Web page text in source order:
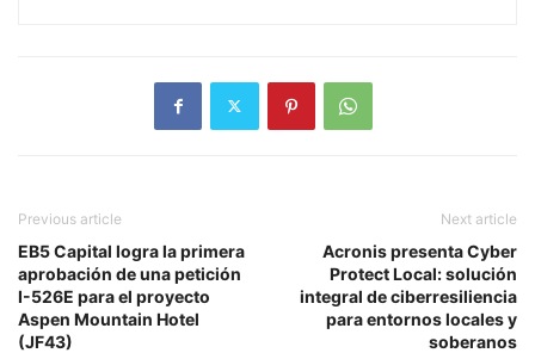
Previous article
EB5 Capital logra la primera
aprobación de una petición
I-526E para el proyecto
Aspen Mountain Hotel
(JF43)
Next article
Acronis presenta Cyber
Protect Local: solución
integral de ciberresiliencia
para entornos locales y
soberanos